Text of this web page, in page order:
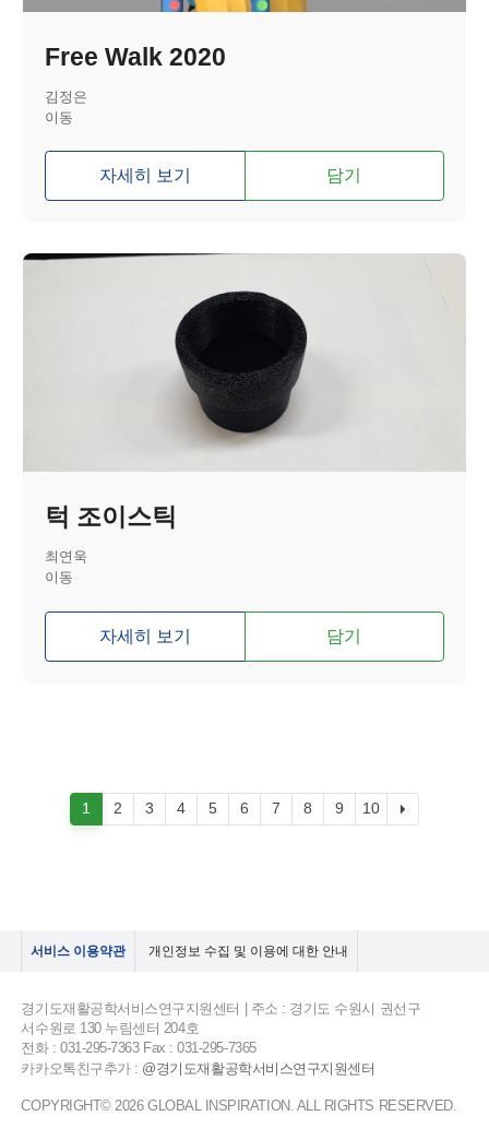
Free Walk 2020
김정은
이동
자세히 보기 담기
턱 조이스틱
최연욱
이동
자세히 보기 담기
1 2 3 4 5 6 7 8 9 10
서비스 이용약관 개인정보 수집 및 이용에 대한 안내
경기도재활공학서비스연구지원센터 | 주소 : 경기도 수원시 권선구
서수원로 130 누림센터 204호
전화 : 031-295-7363 Fax : 031-295-7365
카카오톡친구추가 : @경기도재활공학서비스연구지원센터
COPYRIGHT© 2026 GLOBAL INSPIRATION. ALL RIGHTS RESERVED.